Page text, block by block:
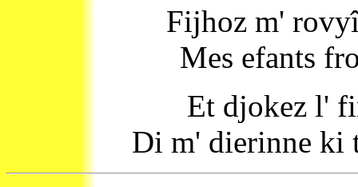
Fijhoz m' rovyî
Mes efants
Et djokez l'
Di m' dierinne ki